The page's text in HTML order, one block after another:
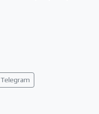
Telegram